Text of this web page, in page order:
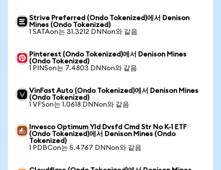
Strive Preferred (Ondo Tokenized)에서 Denison
Mines (Ondo Tokenized)
1 SATAon는 31.3212 DNNon와 같음
Pinterest (Ondo Tokenized)에서 Denison Mines
(Ondo Tokenized)
1 PINSon는 7.4803 DNNon와 같음
VinFast Auto (Ondo Tokenized)에서 Denison Mines
(Ondo Tokenized)
1 VFSon는 1.0618 DNNon와 같음
Invesco Optimum Yld Dvsfd Cmd Str No K-1 ETF
(Ondo Tokenized)에서 Denison Mines (Ondo
Tokenized)
1 PDBCon는 5.4767 DNNon와 같음